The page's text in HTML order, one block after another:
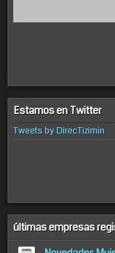
Estamos en Twitter
Tweets by DirecTizimin
últimas empresas